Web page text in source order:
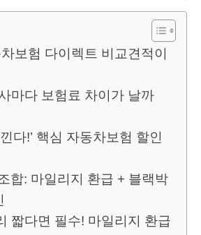
보험 다이렉트 비교견적이
마다 보험료 차이가 날까
다!’ 핵심 자동차보험 할인
합: 마일리지 환급 + 블랙박
짧다면 필수! 마일리지 환급